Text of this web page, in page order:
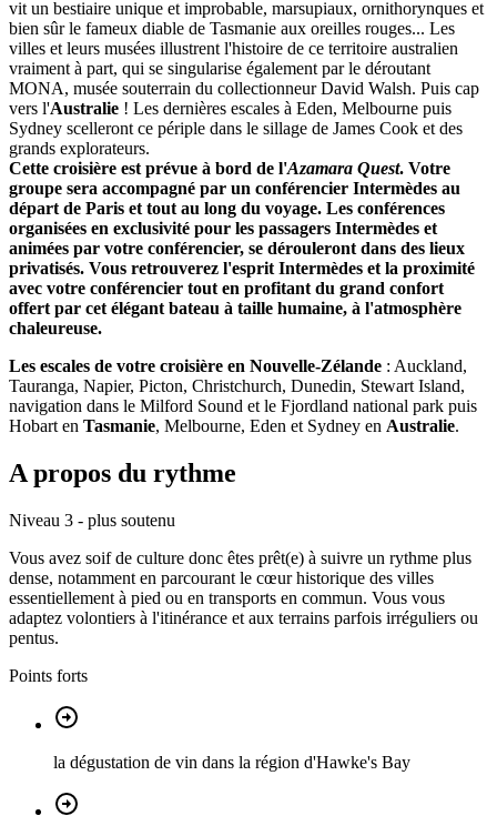
vit un bestiaire unique et improbable, marsupiaux, ornithorynques et
bien sûr le fameux diable de Tasmanie aux oreilles rouges... Les
villes et leurs musées illustrent l'histoire de ce territoire australien
vraiment à part, qui se singularise également par le déroutant
MONA, musée souterrain du collectionneur David Walsh. Puis cap
vers l'Australie ! Les dernières escales à Eden, Melbourne puis
Sydney scelleront ce périple dans le sillage de James Cook et des
grands explorateurs.
Cette croisière est prévue à bord de l'Azamara Quest. Votre
groupe sera accompagné par un conférencier Intermèdes au
départ de Paris et tout au long du voyage. Les conférences
organisées en exclusivité pour les passagers Intermèdes et
animées par votre conférencier, se dérouleront dans des lieux
privatisés. Vous retrouverez l'esprit Intermèdes et la proximité
avec votre conférencier tout en profitant du grand confort
offert par cet élégant bateau à taille humaine, à l'atmosphère
chaleureuse.
Les escales de votre croisière en Nouvelle-Zélande : Auckland,
Tauranga, Napier, Picton, Christchurch, Dunedin, Stewart Island,
navigation dans le Milford Sound et le Fjordland national park puis
Hobart en Tasmanie, Melbourne, Eden et Sydney en Australie.
A propos du rythme
Niveau 3 - plus soutenu
Vous avez soif de culture donc êtes prêt(e) à suivre un rythme plus
dense, notamment en parcourant le cœur historique des villes
essentiellement à pied ou en transports en commun. Vous vous
adaptez volontiers à l'itinérance et aux terrains parfois irréguliers ou
pentus.
Points forts
la dégustation de vin dans la région d'Hawke's Bay